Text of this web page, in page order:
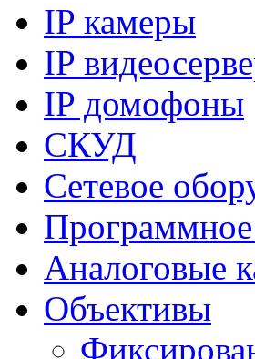
IP камеры
IP
IP домофоны
СКУД
Сетевое
Программное
Аналоговые
Объективы